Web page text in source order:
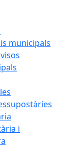
municipals
i